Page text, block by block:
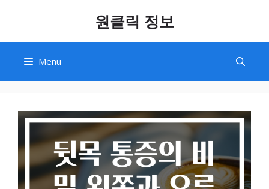
content
원클릭 정보
Menu